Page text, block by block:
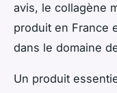
avis, le collagène
produit en France
dans le domaine
Un produit